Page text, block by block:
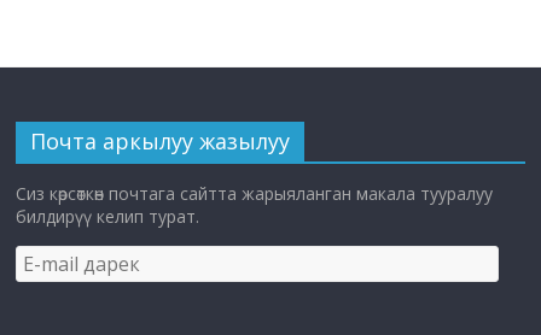
Почта аркылуу жазылуу
Сиз көрсөткөн почтага сайтта жарыяланган макала тууралуу
билдирүү келип турат.
E-
mail